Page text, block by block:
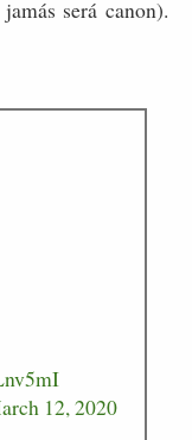
será canon).
12, 2020